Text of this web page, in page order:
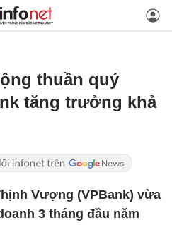
thuần quý
tăng trưởng khả
Vượng (VPBank) vừa
3 tháng đầu năm